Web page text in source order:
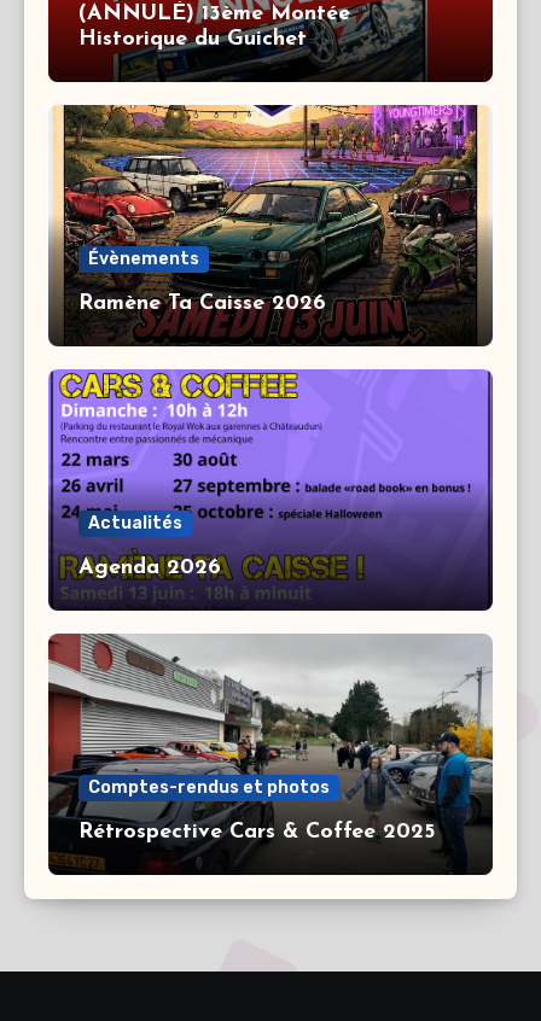
(ANNULÉ) 13ème Montée
Historique du Guichet
Évènements
Ramène Ta Caisse 2026
Actualités
Agenda 2026
Comptes-rendus et photos
Rétrospective Cars & Coffee 2025